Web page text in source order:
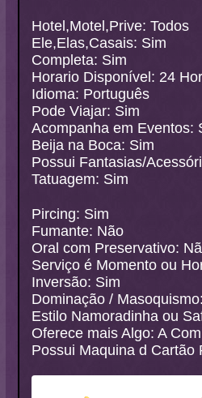
Hotel,Motel,Prive: Todos
Ele,Elas,Casais: Sim
Completa: Sim
Horario Disponível: 24
Idioma: Português
Pode Viajar: Sim
Acompanha em Eventos:
Beija na Boca: Sim
Possui Fantasias/
Tatuagem: Sim
Pircing: Sim
Fumante: Não
Oral com Preservativo:
Serviço é Momento ou
Inversão: Sim
Dominação /
Estilo Namoradinha ou
Oferece mais Algo: A
Possui Maquina d Cartão